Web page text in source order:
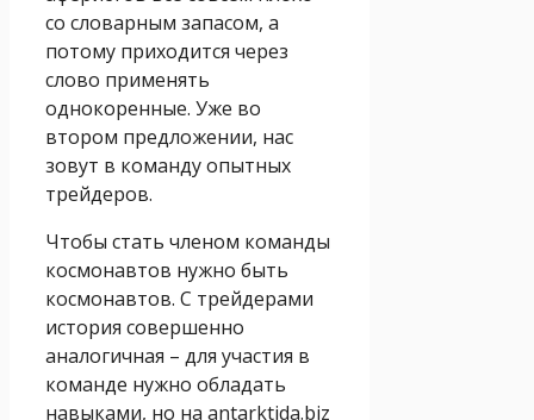
со словарным запасом, а
потому приходится через
слово применять
однокоренные. Уже во
втором предложении, нас
зовут в команду опытных
трейдеров.
Чтобы стать членом команды
космонавтов нужно быть
космонавтов. С трейдерами
история совершенно
аналогичная – для участия в
команде нужно обладать
навыками, но на antarktida.biz